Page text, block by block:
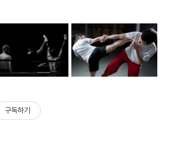
구독하기